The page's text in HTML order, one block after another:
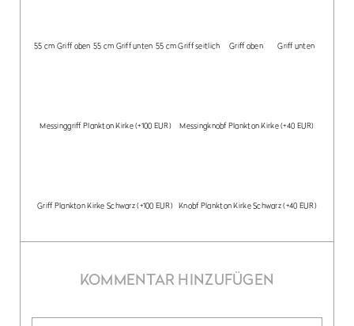
55 cm Griff oben 55 cm Griff unten 55 cm Griff seitlich Griff oben Griff unten
Messinggriff Plankton Kirke (+100 EUR) Messingknobf Plankton Kirke (+40 EUR)
Griff Plankton Kirke Schwarz (+100 EUR) Knobf Plankton Kirke Schwarz (+40 EUR)
KOMMENTAR HINZUFÜGEN